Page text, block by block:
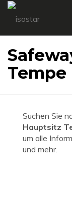
Tempe
Suchen Sie
Hauptsitz
um alle
und mehr.